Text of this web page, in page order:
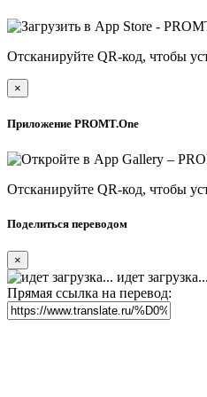
Отсканируйте QR-код, чтобы
×
Приложение PROMT.One
Отсканируйте QR-код, чтобы
Поделиться переводом
×
идет загрузка...
Прямая ссылка на перевод: